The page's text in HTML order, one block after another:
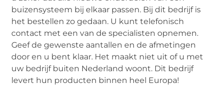
buizensysteem bij elkaar passen. Bij dit bedrijf is
het bestellen zo gedaan. U kunt telefonisch
contact met een van de specialisten opnemen.
Geef de gewenste aantallen en de afmetingen
door en u bent klaar. Het maakt niet uit of u met
uw bedrijf buiten Nederland woont. Dit bedrijf
levert hun producten binnen heel Europa!